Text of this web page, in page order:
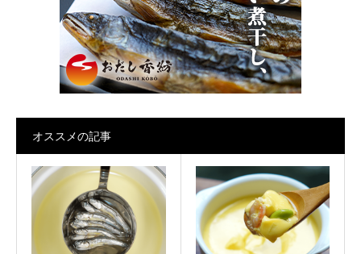
オススメの記事